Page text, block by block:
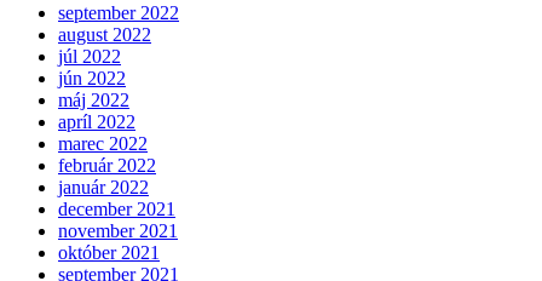
september 2022
august 2022
júl 2022
jún 2022
máj 2022
apríl 2022
marec 2022
február 2022
január 2022
december 2021
november 2021
október 2021
september 2021